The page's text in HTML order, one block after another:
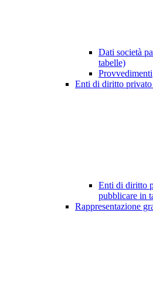
Dati società
tabelle)
Provvedimenti
Enti di diritto
Enti di diritto
pubblicare in
Rappresentazione